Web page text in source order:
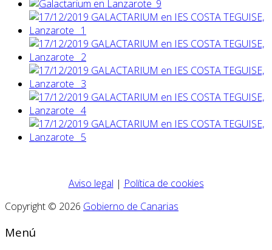
Aviso legal | Política de cookies
Copyright © 2026 Gobierno de Canarias
Menú